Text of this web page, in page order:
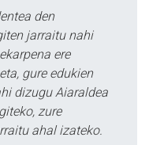
den
jarraitu nahi
ere
gure edukien
dizugu Aiaraldea
zure
ahal izateko.